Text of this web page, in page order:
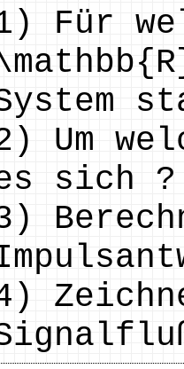
Für
Um
sich ?